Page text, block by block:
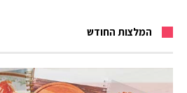
המלצות החודש